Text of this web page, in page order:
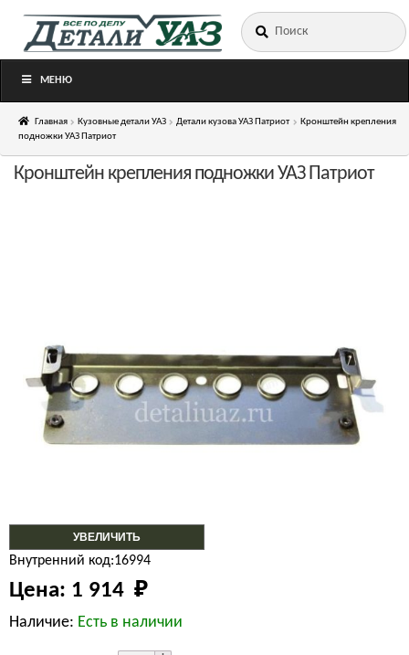
Перейти
Перейти
Искать:
МЕНЮ
Главная Кузовные детали УАЗ Детали кузова УАЗ Патриот
Кронштейн крепления
подножки УАЗ Патриот
УВЕЛИЧИТЬ
Кронштейн крепления подножки УАЗ Патриот
Внутренний код:16994
Цена: 1 914 ₽
Наличие: Есть в наличии